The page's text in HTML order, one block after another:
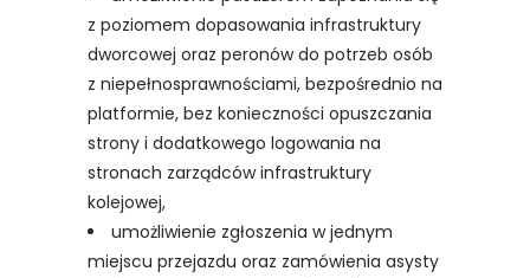
z poziomem dopasowania infrastruktury
dworcowej oraz peronów do potrzeb osób
z niepełnosprawnościami, bezpośrednio na
platformie, bez konieczności opuszczania
strony i dodatkowego logowania na
stronach zarządców infrastruktury
kolejowej,
umożliwienie zgłoszenia w jednym
miejscu przejazdu oraz zamówienia asysty